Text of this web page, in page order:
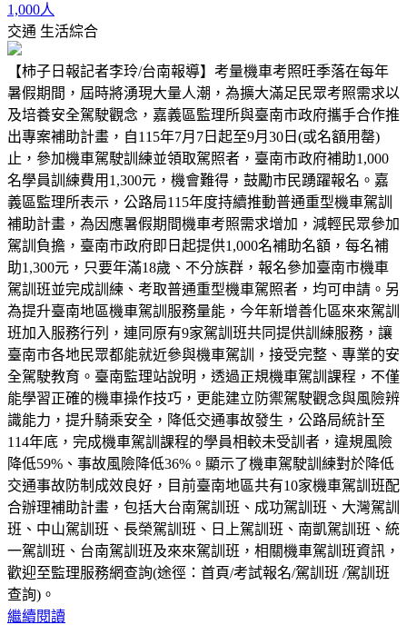
1,000人
交通 生活綜合
【柿子日報記者李玲/台南報導】考量機車考照旺季落在每年
暑假期間，屆時將湧現大量人潮，為擴大滿足民眾考照需求以
及培養安全駕駛觀念，嘉義區監理所與臺南市政府攜手合作推
出專案補助計畫，自115年7月7日起至9月30日(或名額用罄)
止，參加機車駕駛訓練並領取駕照者，臺南市政府補助1,000
名學員訓練費用1,300元，機會難得，鼓勵市民踴躍報名。嘉
義區監理所表示，公路局115年度持續推動普通重型機車駕訓
補助計畫，為因應暑假期間機車考照需求增加，減輕民眾參加
駕訓負擔，臺南市政府即日起提供1,000名補助名額，每名補
助1,300元，只要年滿18歲、不分族群，報名參加臺南市機車
駕訓班並完成訓練、考取普通重型機車駕照者，均可申請。另
為提升臺南地區機車駕訓服務量能，今年新增善化區來來駕訓
班加入服務行列，連同原有9家駕訓班共同提供訓練服務，讓
臺南市各地民眾都能就近參與機車駕訓，接受完整、專業的安
全駕駛教育。臺南監理站說明，透過正規機車駕訓課程，不僅
能學習正確的機車操作技巧，更能建立防禦駕駛觀念與風險辨
識能力，提升騎乘安全，降低交通事故發生，公路局統計至
114年底，完成機車駕訓課程的學員相較未受訓者，違規風險
降低59%、事故風險降低36%。顯示了機車駕駛訓練對於降低
交通事故防制成效良好，目前臺南地區共有10家機車駕訓班配
合辦理補助計畫，包括大台南駕訓班、成功駕訓班、大灣駕訓
班、中山駕訓班、長榮駕訓班、日上駕訓班、南凱駕訓班、統
一駕訓班、台南駕訓班及來來駕訓班，相關機車駕訓班資訊，
歡迎至監理服務網查詢(途徑：首頁/考試報名/駕訓班 /駕訓班
查詢)。
繼續閱讀